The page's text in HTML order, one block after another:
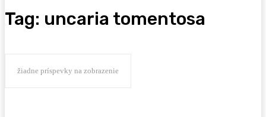
Tag: uncaria tomentosa
žiadne príspevky na zobrazenie